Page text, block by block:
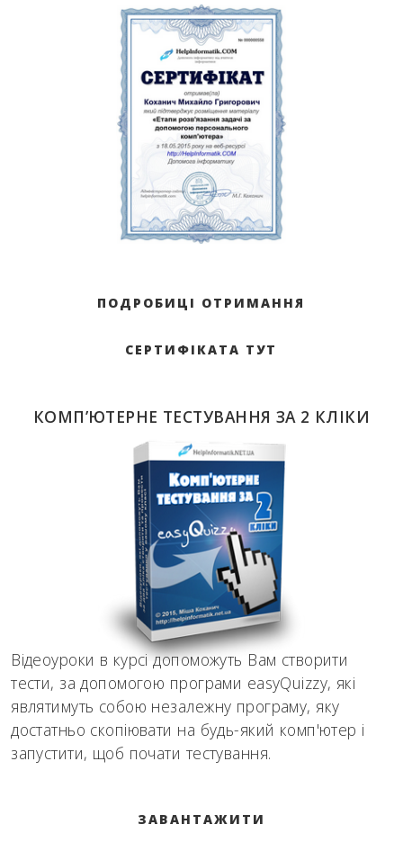
ПОДРОБИЦІ ОТРИМАННЯ
СЕРТИФІКАТА ТУТ
КОМП’ЮТЕРНЕ ТЕСТУВАННЯ ЗА 2 КЛІКИ
Відеоуроки в курсі допоможуть Вам створити
тести, за допомогою програми easyQuizzy, які
являтимуть собою незалежну програму, яку
достатньо скопіювати на будь-який комп'ютер і
запустити, щоб почати тестування.
ЗАВАНТАЖИТИ